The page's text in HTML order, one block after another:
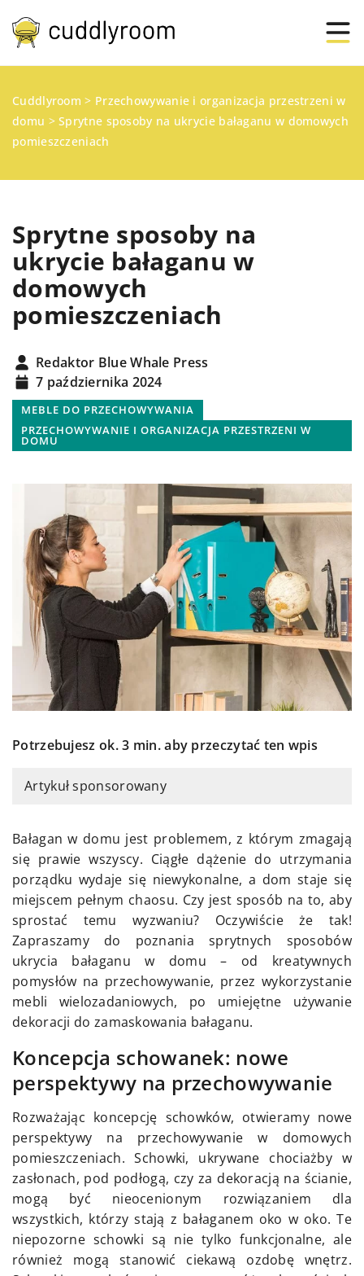
Cuddlyroom > Przechowywanie i organizacja przestrzeni w
domu >Sprytne sposoby na ukrycie bałaganu w domowych
pomieszczeniach
Sprytne sposoby na
ukrycie bałaganu w
domowych
pomieszczeniach
Redaktor Blue Whale Press
7 października 2024
MEBLE DO PRZECHOWYWANIA
PRZECHOWYWANIE I ORGANIZACJA PRZESTRZENI W
DOMU
Potrzebujesz ok. 3 min. aby przeczytać ten wpis
Artykuł sponsorowany
Bałagan w domu jest problemem, z którym zmagają
się prawie wszyscy. Ciągłe dążenie do utrzymania
porządku wydaje się niewykonalne, a dom staje się
miejscem pełnym chaosu. Czy jest sposób na to, aby
sprostać temu wyzwaniu? Oczywiście że tak!
Zapraszamy do poznania sprytnych sposobów
ukrycia bałaganu w domu – od kreatywnych
pomysłów na przechowywanie, przez wykorzystanie
mebli wielozadaniowych, po umiejętne używanie
dekoracji do zamaskowania bałaganu.
Koncepcja schowanek: nowe
perspektywy na przechowywanie
Rozważając koncepcję schowków, otwieramy nowe
perspektywy na przechowywanie w domowych
pomieszczeniach. Schowki, ukrywane chociażby w
zasłonach, pod podłogą, czy za dekoracją na ścianie,
mogą być nieocenionym rozwiązaniem dla
wszystkich, którzy stają z bałaganem oko w oko. Te
niepozorne schowki są nie tylko funkcjonalne, ale
również mogą stanowić ciekawą ozdobę wnętrz.